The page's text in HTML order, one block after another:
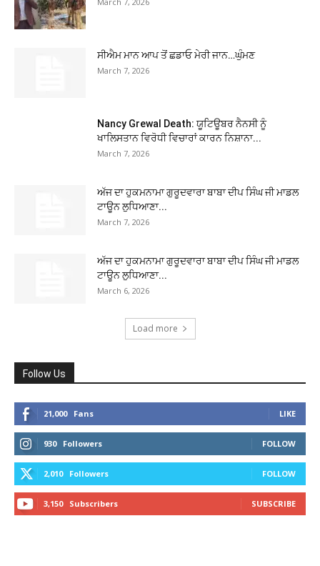
ਸੀਐਮ ਮਾਨ ਆਪ ਤੋਂ ਛਡਾਓ ਮੇਰੀ ਜਾਨ…ਘੁੰਮਣ
March 7, 2026
Nancy Grewal Death: ਯੂਟਿਊਬਰ ਨੈਨਸੀ ਨੂੰ
ਖਾਲਿਸਤਾਨ ਵਿਰੋਧੀ ਵਿਚਾਰਾਂ ਕਾਰਨ ਨਿਸ਼ਾਨਾ...
March 7, 2026
ਅੱਜ ਦਾ ਹੁਕਮਨਾਮਾ ਗੁਰੂਦਵਾਰਾ ਬਾਬਾ ਦੀਪ ਸਿੰਘ ਜੀ ਮਾਡਲ
ਟਾਊਨ ਲੁਧਿਆਣਾ...
March 7, 2026
ਅੱਜ ਦਾ ਹੁਕਮਨਾਮਾ ਗੁਰੂਦਵਾਰਾ ਬਾਬਾ ਦੀਪ ਸਿੰਘ ਜੀ ਮਾਡਲ
ਟਾਊਨ ਲੁਧਿਆਣਾ...
March 6, 2026
Load more
Follow Us
21,000 Fans LIKE
930 Followers FOLLOW
2,010 Followers FOLLOW
3,150 Subscribers SUBSCRIBE